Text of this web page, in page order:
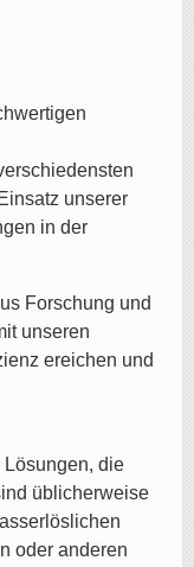
unserer
in der
Forschung und
unseren
ereichen und
Lösungen, die
üblicherweise
oder anderen